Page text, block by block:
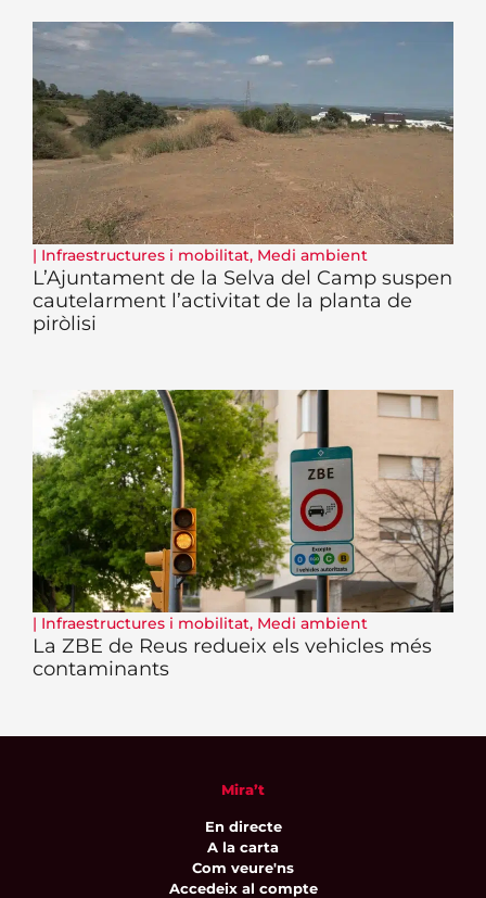
| Infraestructures i mobilitat, Medi ambient
L’Ajuntament de la Selva del Camp suspen
cautelarment l’activitat de la planta de
piròlisi
| Infraestructures i mobilitat, Medi ambient
La ZBE de Reus redueix els vehicles més
contaminants
Mira’t
En directe
A la carta
Com veure'ns
Accedeix al compte